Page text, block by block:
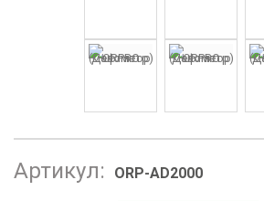
Артикул: ORP-AD2000